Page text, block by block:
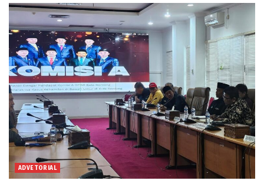
ADVETORIAL